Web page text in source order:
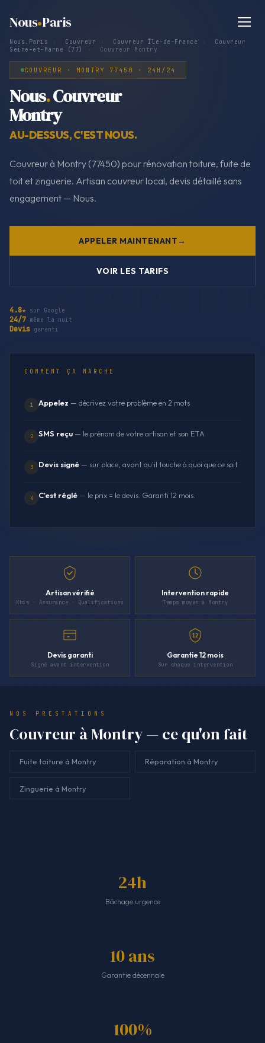
Nous Paris
Nous.Paris Couvreur Couvreur Île-de-France
Couvreur
Seine-et-Marne (77)
Couvreur Montry
COUVREUR · MONTRY 77450 · 24H/24
Nous.Couvreur
Montry
AU-DESSUS, C'EST NOUS.
Couvreur à Montry (77450) pour rénovation toiture, fuite de
toit et zinguerie. Artisan couvreur local, devis détaillé sans
engagement — Nous.
APPELER MAINTENANT
VOIR LES TARIFS
4.8★ sur Google
24/7 même la nuit
Devis garanti
COMMENT ÇA MARCHE
1 Appelez — décrivez votre problème en 2 mots
2 SMS reçu — le prénom de votre artisan et son ETA
3 Devis signé — sur place, avant qu'il touche à quoi que ce soit
4 C'est réglé — le prix = le devis. Garanti 12 mois.
Artisan vérifié
Kbis · Assurance · Qualifications
Intervention rapide
Temps moyen à Montry
Devis garanti
Signé avant intervention
12
Garantie 12 mois
Sur chaque intervention
NOS PRESTATIONS
Couvreur à Montry — ce qu'on fait
Fuite toiture à Montry Réparation à Montry
Zinguerie à Montry
24h
Bâchage urgence
10 ans
Garantie décennale
100%